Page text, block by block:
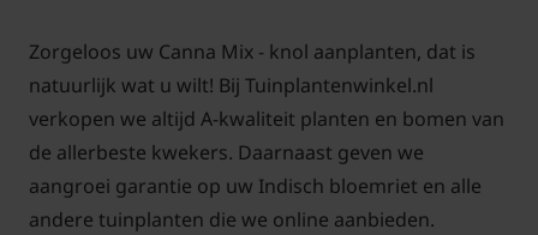
plant er netjes uit te laten zien en bevordert
nieuwe groei. Voeding is ook cruciaal; een
maandelijkse bemesting met een algemene
tuinmeststof tijdens het groeiseizoen kan de
bloei en de gezondheid van de planten
aanzienlijk verbeteren. Het is ook aan te raden
Zorgeloos uw Canna Mix - knol aanplanten, dat is
natuurlijk wat u wilt! Bij Tuinplantenwinkel.nl
verkopen we altijd A-kwaliteit planten en bomen van
de allerbeste kwekers. Daarnaast geven we
aangroei garantie op uw Indisch bloemriet en alle
andere tuinplanten die we online aanbieden.